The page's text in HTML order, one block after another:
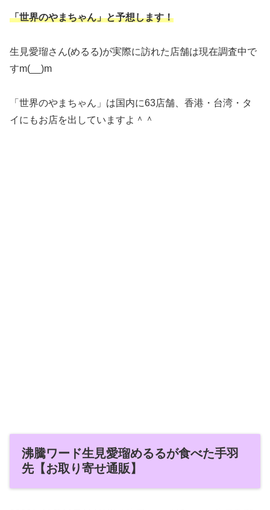
「世界のやまちゃん」と予想します！
生見愛瑠さん(めるる)が実際に訪れた店舗は現在調査中で
すm(__)m
「世界のやまちゃん」は国内に63店舗、香港・台湾・タ
イにもお店を出していますよ＾＾
沸騰ワード生見愛瑠めるるが食べた手羽
先【お取り寄せ通販】